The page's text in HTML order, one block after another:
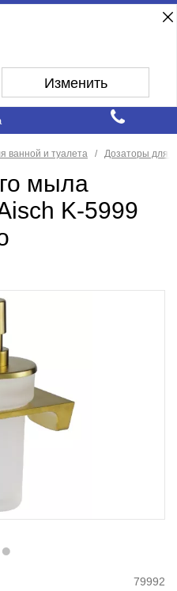
Изменить
ванной и туалета Дозаторы для
мыла
K-5999
79992